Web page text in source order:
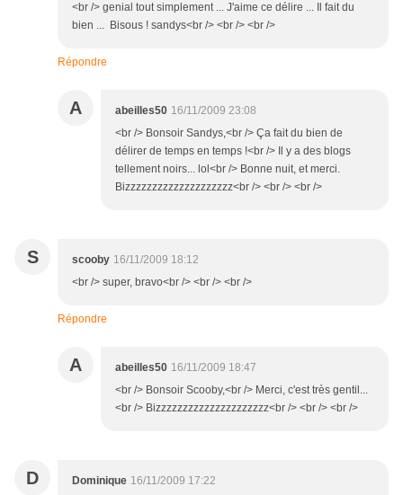
<br /> genial tout simplement ... J'aime ce délire ... Il fait du
bien ... Bisous ! sandys<br /> <br /> <br />
Répondre
A abeilles50 16/11/2009 23:08
<br /> Bonsoir Sandys,<br /> Ça fait du bien de
délirer de temps en temps !<br /> Il y a des blogs
tellement noirs... lol<br /> Bonne nuit, et merci.
Bizzzzzzzzzzzzzzzzzzzz<br /> <br /> <br />
S scooby 16/11/2009 18:12
<br /> super, bravo<br /> <br /> <br />
Répondre
A abeilles50 16/11/2009 18:47
<br /> Bonsoir Scooby,<br /> Merci, c'est très gentil...
<br /> Bizzzzzzzzzzzzzzzzzzzzz<br /> <br /> <br />
D Dominique 16/11/2009 17:22